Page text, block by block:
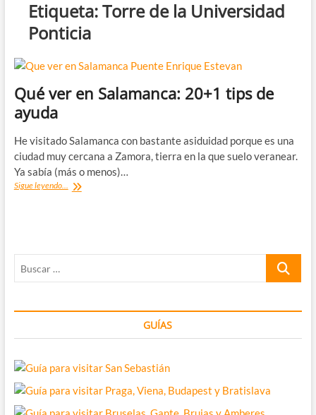
Etiqueta:Torre de la Universidad
Ponticia
Qué ver en Salamanca: 20+1 tips de
ayuda
He visitado Salamanca con bastante asiduidad porque es una
ciudad muy cercana a Zamora, tierra en la que suelo veranear.
Ya sabía (más o menos)…
Sigue leyendo... Qué
Buscar
GUÍAS